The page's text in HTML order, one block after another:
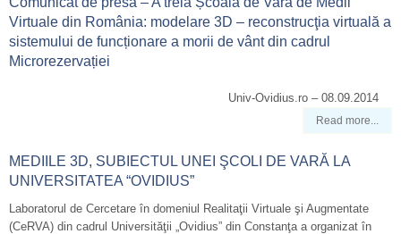
Virtuale din România: modelare 3D – reconstrucţia virtuală a
sistemului de funcționare a morii de vânt din cadrul
Microrezervației
Univ-Ovidius.ro – 08.09.2014
Read more...
MEDIILE 3D, SUBIECTUL UNEI ŞCOLI DE VARĂ LA
UNIVERSITATEA “OVIDIUS”
Laboratorul de Cercetare în domeniul Realitaţii Virtuale şi Augmentate
(CeRVA) din cadrul Universităţii „Ovidius” din Constanţa a organizat în